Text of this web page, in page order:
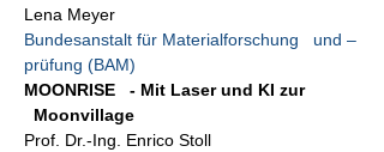
Lena Meyer
Bundesanstalt für Materialforschung   und –
prüfung (BAM)
MOONRISE   - Mit Laser und KI zur
Moonvillage
Prof. Dr.-Ing. Enrico Stoll